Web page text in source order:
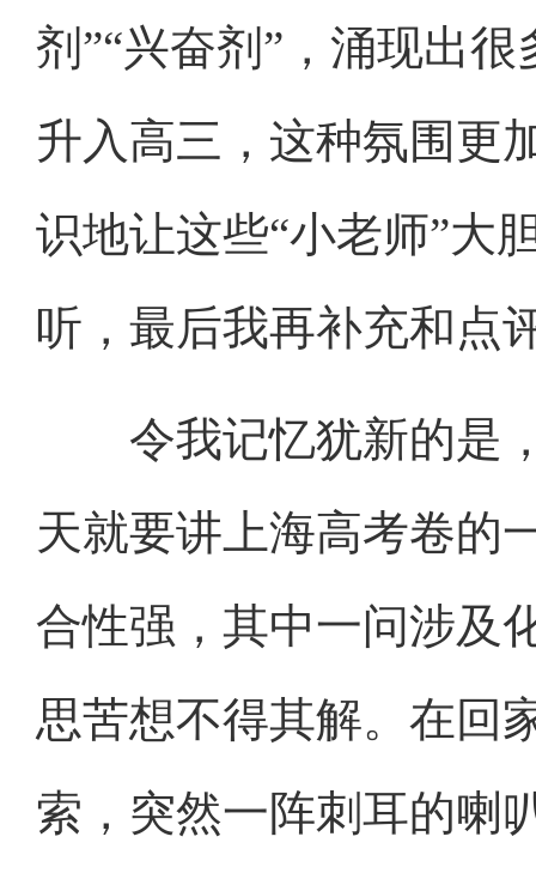
剂”“兴奋剂”，涌现出
升入高三，这种氛围更
识地让这些“小老师”大
听，最后我再补充和点
令我记忆犹新的是，
天就要讲上海高考卷的
合性强，其中一问涉及
思苦想不得其解。在回
索，突然一阵刺耳的喇